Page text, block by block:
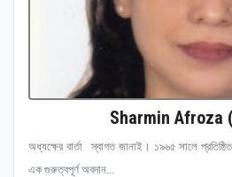
Sharmin Afroza
অধ্যক্ষের বার্তা স্বাগত জানাই। ১৯৬৫ সালে
এক গুরুত্বপূর্ণ অবদান...